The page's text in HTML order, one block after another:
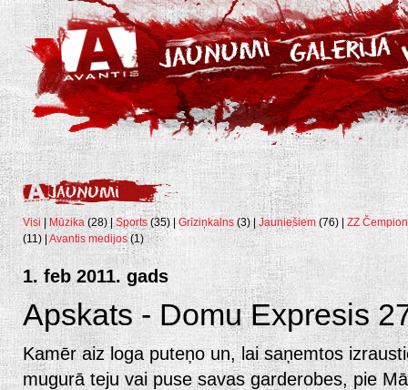
Visi| Mūzika(28) |Sports(35) | Grīziņkalns(3) |Jauniešiem (76) | ZZ
(11) |Avantis medijos(1)
1. feb 2011. gads
Apskats - Domu Expresis
Kamēr aiz loga puteņo un, lai saņemtos
mugurā teju vai puse savas garderobes, pie